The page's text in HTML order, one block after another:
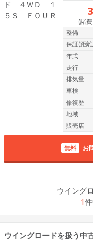
(諸
整備
保証(距
年式
走行
排気量
車検
修復歴
地域
販売店
無料 お
ウイング
1
ウイングロードを扱う中